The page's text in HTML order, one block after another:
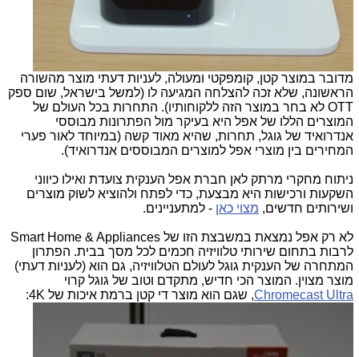
מדובר במוצר קטן, קומפקטי ומעולה, לעניות דעתי מוצר מהשורה
הראשונה, שלא זכה להצלחה המגיעה לו (למשל בישראל, שום ספק
OTT לא בחר במוצר הזה ללקוחותיו). התחרות בכל העולם של
המוצרים הללו של אפל היא בעיקר מול הפתרונות מבוססי
אנדרואיד של גוגל, תחרות, שהיא מאוד קשה (במיוחד לאור פערי
המחירים בין מוצרי אפל למוצרים המבוססים אנדרואיד).
ניתוח מחקרי מרתק לאן חברת אפל הענקית צועדת ואילו כיווני
השקעות ורכישות היא מבצעת, כדי לפתח ולהוציא לשוק מוצרים
ושירותים חדשים, מצוי כאן - למתעניינים.
לא רק אפל נמצאת במשבצת הזו של Smart Home & Appliances
לרבות בתחום שירותי טלוויזיה חכמים לכל מסך בבית. הפתרון
המתחרה של הענקית גוגל לעולם הטלוויזיה, גם הוא (לעניות דעתי)
מוצר מצוין. המוצר הכי חדיש, מתקדם וטוב של גוגל קרוי
Chromecast Ultra, שגם הוא מוצר די קטן ברמת איכות של 4K: